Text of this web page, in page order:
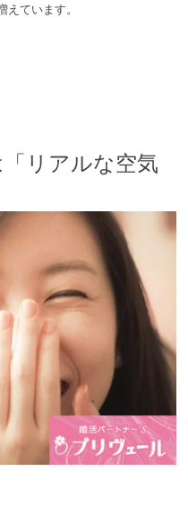
ています。
リアルな空気